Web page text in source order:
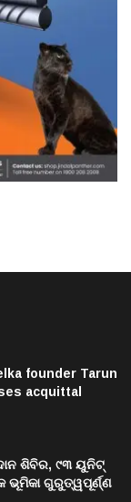
founder Tarun
acquittal
ଶିବିର, ୯୩ ୟୁନିଟ୍
ଭୂମିକା ଗୁରୁତ୍ୱପୂର୍ଣ୍ଣ